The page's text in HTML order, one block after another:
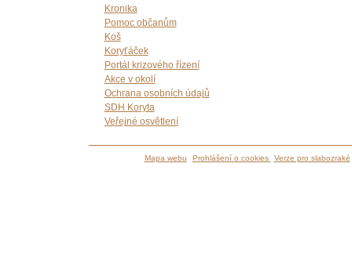
Kronika
Pomoc občanům
Koš
Koryťáček
Portál krizového řízení
Akce v okolí
Ochrana osobních údajů
SDH Koryta
Veřejné osvětlení
Mapa webu Prohlášení o cookies Verze pro slabozraké